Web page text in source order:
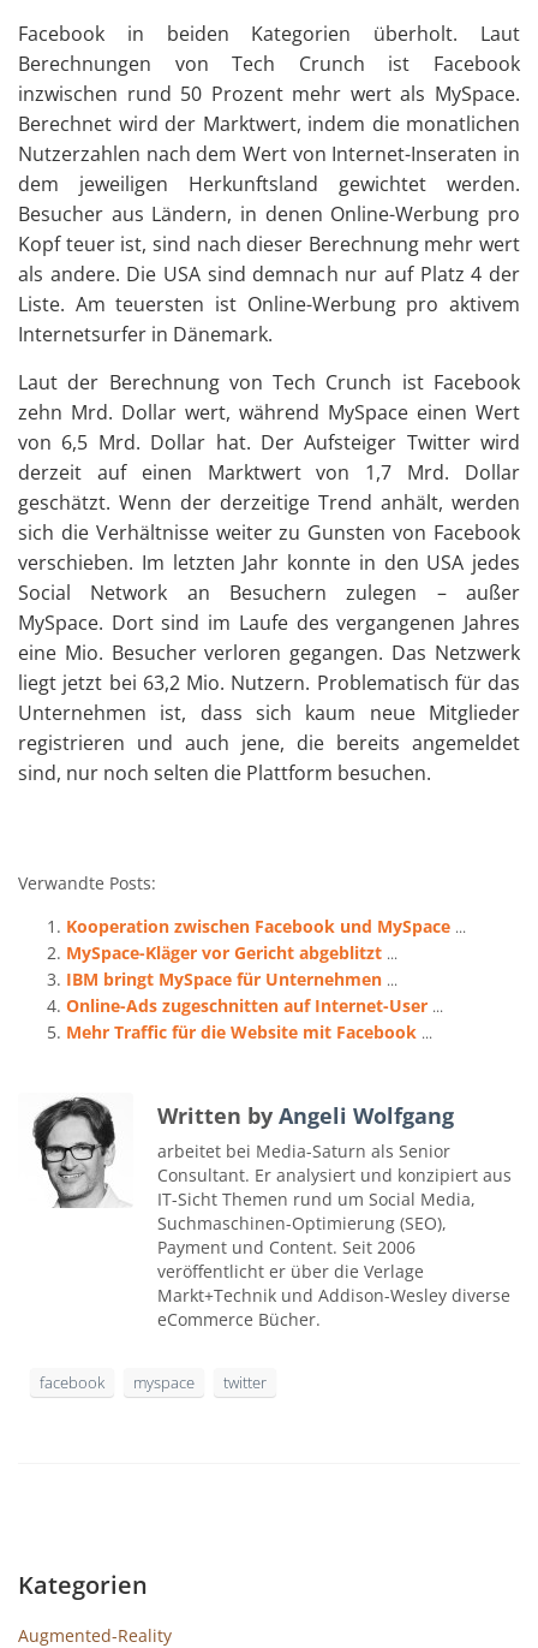
Facebook in beiden Kategorien überholt. Laut
Berechnungen von Tech Crunch ist Facebook
inzwischen rund 50 Prozent mehr wert als MySpace.
Berechnet wird der Marktwert, indem die monatlichen
Nutzerzahlen nach dem Wert von Internet-Inseraten in
dem jeweiligen Herkunftsland gewichtet werden.
Besucher aus Ländern, in denen Online-Werbung pro
Kopf teuer ist, sind nach dieser Berechnung mehr wert
als andere. Die USA sind demnach nur auf Platz 4 der
Liste. Am teuersten ist Online-Werbung pro aktivem
Internetsurfer in Dänemark.
Laut der Berechnung von Tech Crunch ist Facebook
zehn Mrd. Dollar wert, während MySpace einen Wert
von 6,5 Mrd. Dollar hat. Der Aufsteiger Twitter wird
derzeit auf einen Marktwert von 1,7 Mrd. Dollar
geschätzt. Wenn der derzeitige Trend anhält, werden
sich die Verhältnisse weiter zu Gunsten von Facebook
verschieben. Im letzten Jahr konnte in den USA jedes
Social Network an Besuchern zulegen – außer
MySpace. Dort sind im Laufe des vergangenen Jahres
eine Mio. Besucher verloren gegangen. Das Netzwerk
liegt jetzt bei 63,2 Mio. Nutzern. Problematisch für das
Unternehmen ist, dass sich kaum neue Mitglieder
registrieren und auch jene, die bereits angemeldet
sind, nur noch selten die Plattform besuchen.
Verwandte Posts:
Kooperation zwischen Facebook und MySpace ...
MySpace-Kläger vor Gericht abgeblitzt ...
IBM bringt MySpace für Unternehmen ...
Online-Ads zugeschnitten auf Internet-User ...
Mehr Traffic für die Website mit Facebook ...
Written by Angeli Wolfgang
arbeitet bei Media-Saturn als Senior
Consultant. Er analysiert und konzipiert aus
IT-Sicht Themen rund um Social Media,
Suchmaschinen-Optimierung (SEO),
Payment und Content. Seit 2006
veröffentlicht er über die Verlage
Markt+Technik und Addison-Wesley diverse
eCommerce Bücher.
facebook myspace twitter
Kategorien
Augmented-Reality